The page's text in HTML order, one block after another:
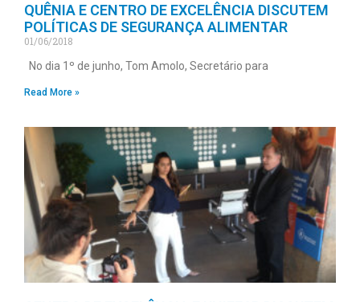
QUÊNIA E CENTRO DE EXCELÊNCIA DISCUTEM
POLÍTICAS DE SEGURANÇA ALIMENTAR
01/06/2018
No dia 1º de junho, Tom Amolo, Secretário para
Read More »